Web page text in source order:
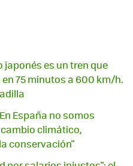
japonés es un tren que
75 minutos a 600 km/h.
España no somos
climático,
conservación"